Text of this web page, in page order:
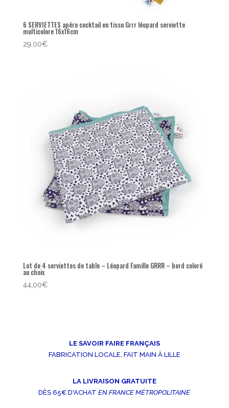
6 SERVIETTES apéro cocktail en tissu Grrr léopard serviette
multicolore 16x16cm
29,00€
Lot de 4 serviettes de table – Léopard Famille GRRR – bord coloré
au choix
44,00€
LE SAVOIR FAIRE FRANÇAIS
FABRICATION LOCALE, FAIT MAIN À LILLE
LA LIVRAISON GRATUITE
DÈS 65€ D'ACHATEN FRANCE MÉTROPOLITAINE